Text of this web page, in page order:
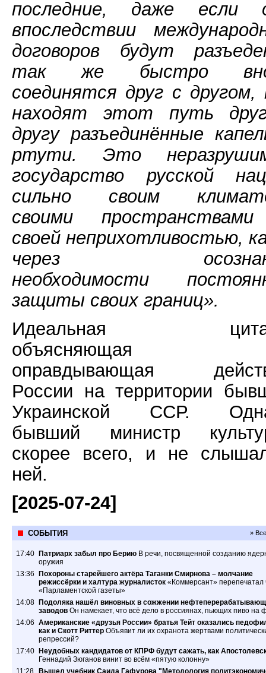
последние, даже если
впоследствии
договоров будут
так же быстро
соединятся друг с другом,
находят этот путь
другу разъединённые
ртути. Это
государство русской
сильно своим
своими
своей неприхотливостью,
через
необходимости
защиты своих границ».
Идеальная
объясняющая
оправдывающая
России на территории
Украинской ССР.
бывший министр
скорее всего, и не
ней.
[2025-07-24]
СОБЫТИЯ »
17:40 Патриарх забыл про Берию В речи, посвященной созданию
оружия
13:36
Похороны старейшего актёра Таганки Смирнова – молчание
режиссёрки и халтура журналисток «Коммерсант» перепечатал
«Парламентской газеты»
14:08
Подоляка нашёл виновных в сожжении
заводов Он намекает, что всё дело в россиянах, пьющих пиво на
14:06 Американские «друзья России» братья Тейт оказались
как и Скотт Риттер Объявит ли их охранота жертвами
репрессий?
17:40
Неудобных кандидатов от КПРФ будут сажать, как
Геннадий Зюганов винит во всём «пятую колонну»
11:28
Вышел учебник Саида Гафурова "Методология